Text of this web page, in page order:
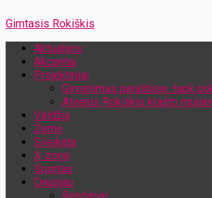
Gimtasis Rokiškis
Aktualijos
Akcentai
Projektiniai
Gyvenimas paraštėse: tapk
Atvėrus Rokiškio krašto
Valdžia
Žemė
Sveikata
X-zona
Sportas
Daugiau